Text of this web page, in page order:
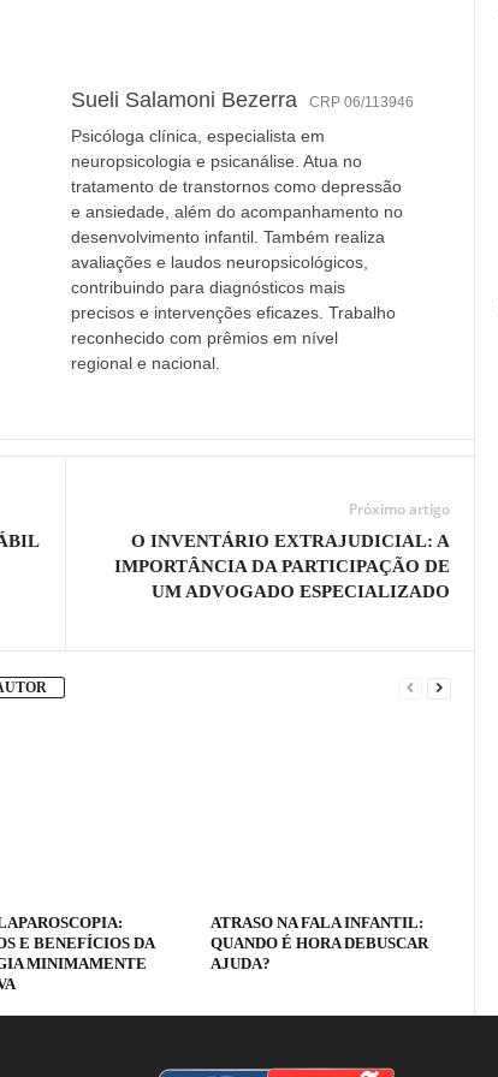
Sueli Salamoni Bezerra CRP 06/113946
Psicóloga clínica, especialista em
neuropsicologia e psicanálise. Atua no
tratamento de transtornos como depressão
e ansiedade, além do acompanhamento no
desenvolvimento infantil. Também realiza
avaliações e laudos neuropsicológicos,
contribuindo para diagnósticos mais
precisos e intervenções eficazes. Trabalho
reconhecido com prêmios em nível
regional e nacional.
Próximo artigo
O INVENTÁRIO EXTRAJUDICIAL: A
IMPORTÂNCIA DA PARTICIPAÇÃO DE
UM ADVOGADO ESPECIALIZADO
E BENEFÍCIOS DA
MINIMAMENTE
ATRASO NA FALA INFANTIL:
QUANDO É HORA DEBUSCAR
AJUDA?